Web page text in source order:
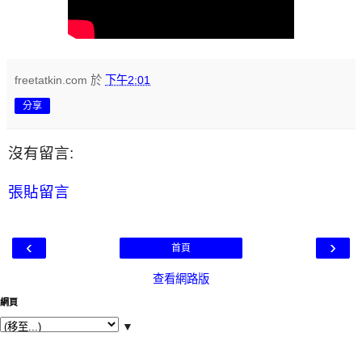
freetatkin.com 於 下午2:01
分享
沒有留言:
張貼留言
‹ ›
首頁
查看網路版
網頁
▼